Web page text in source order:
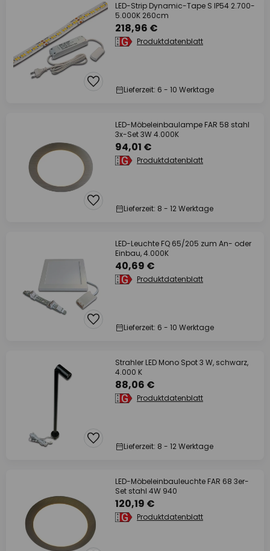
LED-Strip Dynamic-Tape S IP54 2.700-
5.000K 260cm
218,96 €
Produktdatenblatt
Lieferzeit: 6 - 10 Werktage
LED-Möbeleinbaulampe FAR 58 stahl
3x-Set 3W 4.000K
94,01 €
Produktdatenblatt
Lieferzeit: 8 - 12 Werktage
LED-Leuchte FQ 65/205 zum An- oder
Einbau, 4.000K
40,69 €
Produktdatenblatt
Lieferzeit: 6 - 10 Werktage
Strahler LED Mono Spot 3 W, schwarz,
4.000 K
88,06 €
Produktdatenblatt
Lieferzeit: 8 - 12 Werktage
LED-Möbeleinbauleuchte FAR 68 3er-
Set stahl 4W 940
120,19 €
Produktdatenblatt